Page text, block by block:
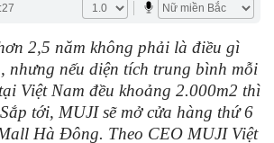
2,5 năm không phải là điều gì
nhưng nếu diện tích trung bình mỗi
Việt Nam đều khoảng 2.000m2 thì
tới, MUJI sẽ mở cửa hàng thứ 6
Hà Đông. Theo CEO MUJI Việt